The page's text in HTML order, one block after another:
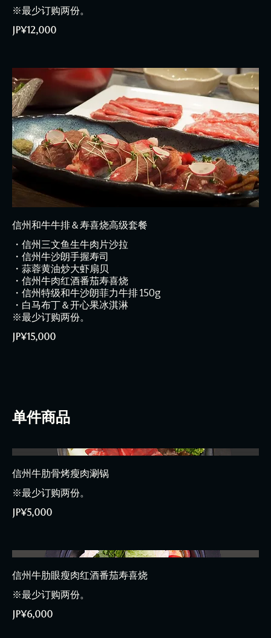
※最少订购两份。
JP¥12,000
信州和牛牛排＆寿喜烧高级套餐
・信州三文鱼生牛肉片沙拉
・信州牛沙朗手握寿司
・蒜蓉黄油炒大虾扇贝
・信州牛肉红酒番茄寿喜烧
・信州特级和牛沙朗菲力牛排 150g
・白马布丁＆开心果冰淇淋
※最少订购两份。
JP¥15,000
单件商品
信州牛肋骨烤瘦肉涮锅
※最少订购两份。
JP¥5,000
信州牛肋眼瘦肉红酒番茄寿喜烧
※最少订购两份。
JP¥6,000